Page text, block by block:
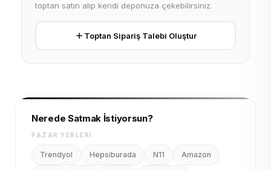
toptan satın alıp kendi deponuza çekebilirsiniz.
Toptan Sipariş Talebi Oluştur
Nerede Satmak İstiyorsun?
PAZAR YERLERI
Trendyol Hepsiburada N11 Amazon